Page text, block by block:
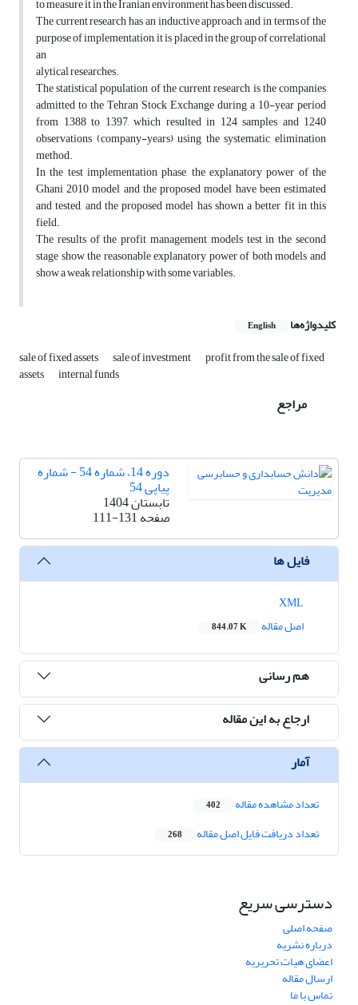
to measure it in the Iranian environment has been discussed.
The current research has an inductive approach and in terms of the
purpose of implementation, it is placed in the group of correlational
an
alytical researches.
The statistical population of the current research is the companies
admitted to the Tehran Stock Exchange during a 10-year period
from 1388 to 1397, which resulted in 124 samples and 1240
observations (company-years) using the systematic elimination
method.
In the test implementation phase, the explanatory power of the
Ghani 2010 model and the proposed model have been estimated
and tested, and the proposed model has shown a better fit in this
field.
The results of the profit management models test in the second
stage show the reasonable explanatory power of both models and
show a weak relationship with some variables.
کلیدواژه‌ها English
sale of fixed assets sale of investment profit from the sale of fixed
assets internal funds
مراجع
دوره 14، شماره 54 - شماره
پیاپی 54
تابستان 1404
صفحه111-131
فایل ها
اصل مقاله
844.07 K
هم رسانی
ارجاع به این مقاله
آمار
تعداد مشاهده مقاله 402
تعداد دریافت فایل اصل مقاله 268
دسترسی سریع
صفحه اصلی
درباره نشریه
اعضای هیات تحریریه
ارسال مقاله
تماس با ما